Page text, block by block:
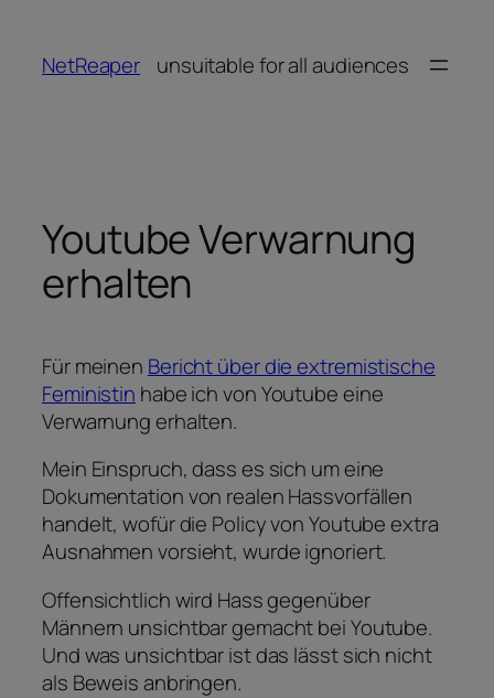
springen
NetReaper unsuitable for all audiences
Youtube Verwarnung
erhalten
Für meinen Bericht über die extremistische
Feministin habe ich von Youtube eine
Verwarnung erhalten.
Mein Einspruch, dass es sich um eine
Dokumentation von realen Hassvorfällen
handelt, wofür die Policy von Youtube extra
Ausnahmen vorsieht, wurde ignoriert.
Offensichtlich wird Hass gegenüber
Männern unsichtbar gemacht bei Youtube.
Und was unsichtbar ist das lässt sich nicht
als Beweis anbringen.